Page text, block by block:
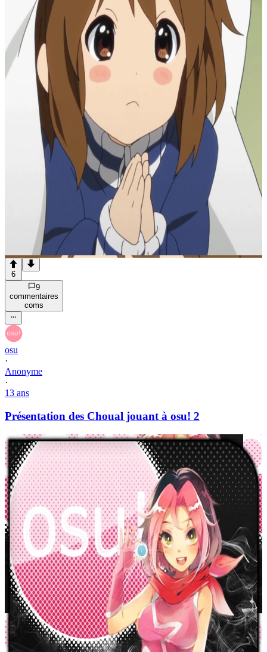
6
9
commentaires
coms
osu
·
Anonyme
·
13 ans
Présentation des Choual jouant à osu! 2